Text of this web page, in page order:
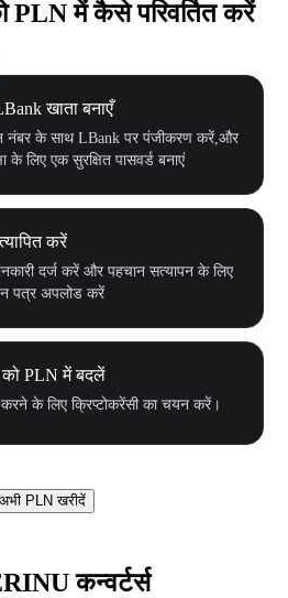
में कैसे परिवर्तित करें
खाता बनाएँ
नंबर के साथ LBank पर पंजीकरण करें,और
के लिए एक सुरक्षित पासवर्ड बनाएं
करें
दर्ज करें और पहचान सत्यापन के लिए
पत्र अपलोड करें
PLN में बदलें
करने के लिए क्रिप्टोकरेंसी का चयन करें।
अभी PLN खरीदें
कन्वर्टर्स